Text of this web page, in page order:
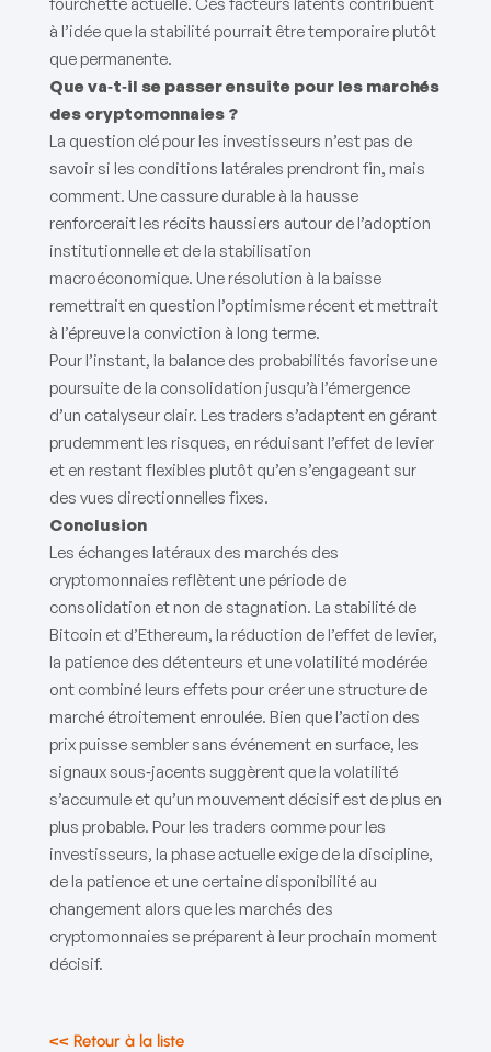
à l’idée que la stabilité pourrait être temporaire plutôt
que permanente.
Que va‑t‑il se passer ensuite pour les marchés
des cryptomonnaies ?
La question clé pour les investisseurs n’est pas de
savoir si les conditions latérales prendront fin, mais
comment. Une cassure durable à la hausse
renforcerait les récits haussiers autour de l’adoption
institutionnelle et de la stabilisation
macroéconomique. Une résolution à la baisse
remettrait en question l’optimisme récent et mettrait
à l’épreuve la conviction à long terme.
Pour l’instant, la balance des probabilités favorise une
poursuite de la consolidation jusqu’à l’émergence
d’un catalyseur clair. Les traders s’adaptent en gérant
prudemment les risques, en réduisant l’effet de levier
et en restant flexibles plutôt qu’en s’engageant sur
des vues directionnelles fixes.
Conclusion
Les échanges latéraux des marchés des
cryptomonnaies reflètent une période de
consolidation et non de stagnation. La stabilité de
Bitcoin et d’Ethereum, la réduction de l’effet de levier,
la patience des détenteurs et une volatilité modérée
ont combiné leurs effets pour créer une structure de
marché étroitement enroulée. Bien que l’action des
prix puisse sembler sans événement en surface, les
signaux sous‑jacents suggèrent que la volatilité
s’accumule et qu’un mouvement décisif est de plus en
plus probable. Pour les traders comme pour les
investisseurs, la phase actuelle exige de la discipline,
de la patience et une certaine disponibilité au
changement alors que les marchés des
cryptomonnaies se préparent à leur prochain moment
décisif.
<< Retour à la liste